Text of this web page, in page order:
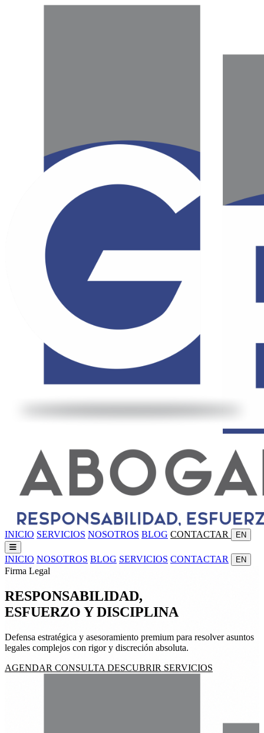
INICIO SERVICIOS NOSOTROS BLOG CONTACTAR EN
INICIO NOSOTROS BLOG SERVICIOS CONTACTAR EN
Firma Legal
RESPONSABILIDAD,
ESFUERZO YDISCIPLINA
Defensa estratégica y asesoramiento premium para resolver asuntos
legales complejos con rigor y discreción absoluta.
AGENDAR CONSULTA DESCUBRIR SERVICIOS